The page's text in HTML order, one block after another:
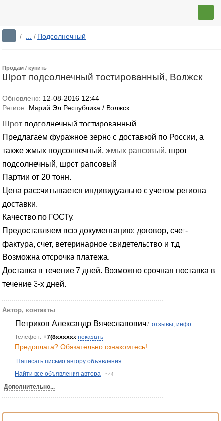
/ ... / Подсолнечный
Продам / купить
Шрот подсолнечный тостированный, Волжск
Обновлено: 12-08-2016 12:44
Регион: Марий Эл Республика / Волжск
Шрот подсолнечный тостированный.
Предлагаем фуражное зерно с доставкой по России, а
также жмых подсолнечный, жмых рапсовый, шрот
подсолнечный, шрот рапсовый
Партии от 20 тонн.
Цена рассчитывается индивидуально с учетом региона
доставки.
Качество по ГОСТу.
Предоставляем всю документацию: договор, счет-
фактура, счет, ветеринарное свидетельство и т.д
Возможна отсрочка платежа.
Доставка в течение 7 дней. Возможно срочная поставка в
течение 3-х дней.
Автор, контакты
Петриков Александр Вячеславович / отзывы, инфо.
Телефон: +7(8xxxxxx показать
Предоплата? Обязательно ознакомтесь!
Написать письмо автору объявления
Найти все объявления автора
~44
Дополнительно...